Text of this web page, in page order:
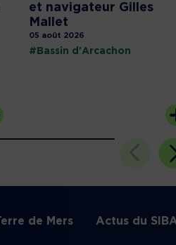
et navigateur Gilles
Mallet
05 août 2026
#Bassin d'Arcachon
de Mers Actus du